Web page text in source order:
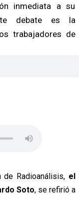
inmediata a su
debate es la
trabajadores de
de Radioanálisis, el
Soto, se refirió a